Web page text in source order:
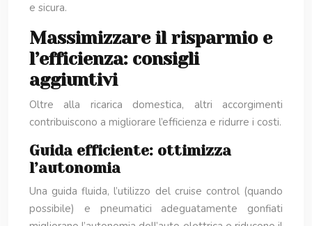
e sicura.
Massimizzare il risparmio e
l’efficienza: consigli
aggiuntivi
Oltre alla ricarica domestica, altri accorgimenti
contribuiscono a migliorare l’efficienza e ridurre i costi.
Guida efficiente: ottimizza
l’autonomia
Una guida fluida, l’utilizzo del cruise control (quando
possibile) e pneumatici adeguatamente gonfiati